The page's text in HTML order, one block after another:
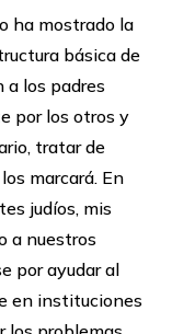
ha mostrado la
básica de
a los padres
por los otros y
tratar de
marcará. En
judíos, mis
a nuestros
por ayudar al
en instituciones